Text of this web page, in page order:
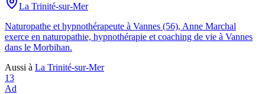
La Trinité-sur-Mer
Naturopathe et hypnothérapeute à Vannes (56), Anne Marchal
exerce en naturopathie, hypnothérapie et coaching de vie à Vannes
dans le Morbihan.
Aussi à La Trinité-sur-Mer
13
Ad